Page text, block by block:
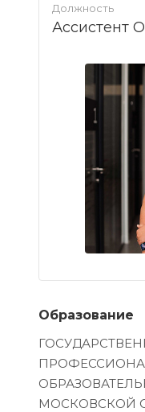
Должность
Ассистент
Образование
МОСКОВСКОЙ